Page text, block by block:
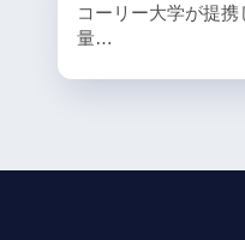
コーリー大学が提携
量…